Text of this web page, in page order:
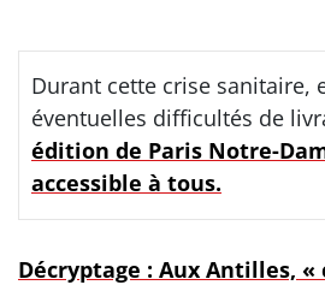
Durant cette crise sanitaire,
éventuelles difficultés de
édition de Paris Notre-
accessible à tous.
Décryptage : Aux Antilles,